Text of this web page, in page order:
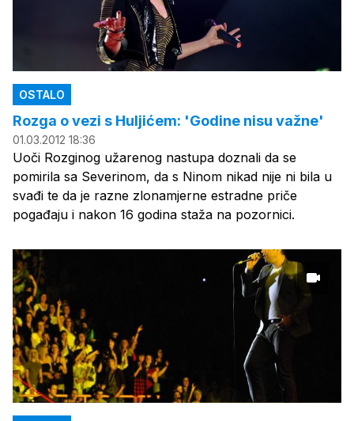
OSTALO
Rozga o vezi s Huljićem: 'Godine nisu važne'
01.03.2012 18:36
Uoči Rozginog užarenog nastupa doznali da se
pomirila sa Severinom, da s Ninom nikad nije ni bila u
svađi te da je razne zlonamjerne estradne priče
pogađaju i nakon 16 godina staža na pozornici.